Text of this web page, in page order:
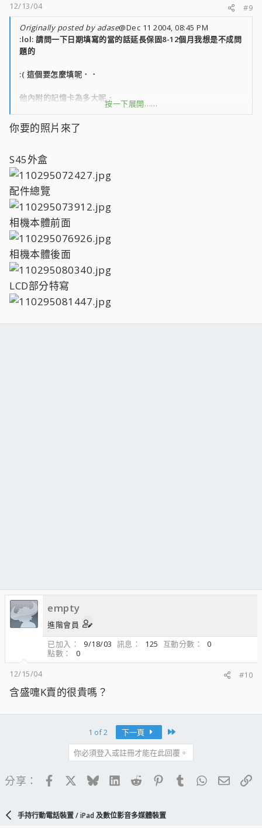
12/13/04
#9
Originally posted by adase@Dec 11 2004, 08:45 PM
:lol: 請問一下日期填寫的當的話延長保固8-12個月我想是不成問
題的
:( 這個要怎麼填呢．．
他內附的記憶卡為多大呢．
;rr; 有點心動．．．
按一下展開……
你要的照片來了
S45外盒
配件總覽
相機本體前面
相機本體後面
LCD部分特寫
empty
進階會員
已加入
9/18/03 訊息 125 互動分數
0
點數
0
12/15/04
#10
含盛嚏K賣的很貴嗎？
1 of 2 下一頁
你必須登入或註冊才能在此回覆。
分享： FacebookBlueskyLinkedIn
Reddit PinterestTumblrWhatsApp
電子
手持行動電話裝置 / iPad 及數位影音多媒體裝置